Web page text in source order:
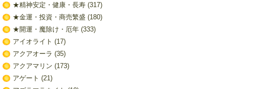
★精神安定・健康・長寿(317)
★金運・投資・商売繁盛 (180)
★開運・魔除け・厄年(333)
アイオライト (17)
アクアオーラ (35)
アクアマリン (173)
アゲート (21)